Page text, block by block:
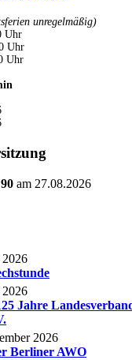
unregelmäßig)
Uhr
Uhr
Uhr
am 27.08.2026
Jahre
2026
Berliner AWO